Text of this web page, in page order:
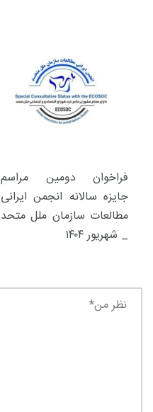
فراخوان دومین مراسم
جایزه سالانه انجمن ایرانی
مطالعات سازمان ملل متحد
_ شهریور ۱۴۰۴